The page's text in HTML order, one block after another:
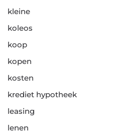
kleine
koleos
koop
kopen
kosten
krediet hypotheek
leasing
lenen